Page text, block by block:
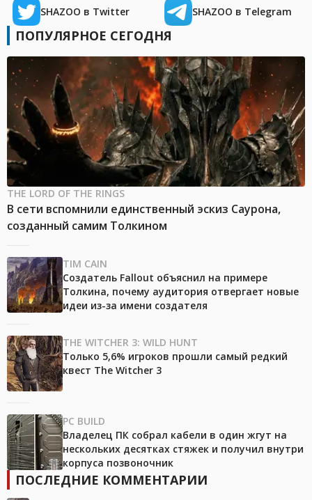
SHAZOO в Twitter SHAZOO в Telegram
ПОПУЛЯРНОЕ СЕГОДНЯ
THE LORD OF THE RINGS
В сети вспомнили единственный эскиз Саурона,
созданный самим Толкином
TIM CAIN
Создатель Fallout объяснил на примере
Толкина, почему аудитория отвергает новые
идеи из-за имени создателя
THE WITCHER 3: WILD HUNT
Только 5,6% игроков прошли самый редкий
квест The Witcher 3
PC BUILD
Владелец ПК собрал кабели в один жгут на
нескольких десятках стяжек и получил внутри
корпуса позвоночник
ПОСЛЕДНИЕ КОММЕНТАРИИ